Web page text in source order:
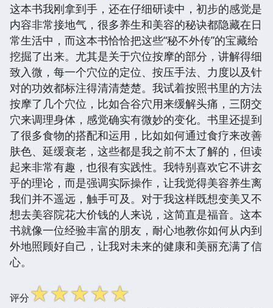
这本书我刚拿到手，还在仔细研读中，初步的感觉是
内容非常接地气，很多养生和美容的秘诀都隐藏在日
常生活中，而这本书恰恰把这些“秘不外传”的宝藏给
挖掘了出来。尤其是关于穴位按摩的部分，讲解得细
致入微，每一个穴位的定位、按压手法、力度以及针
对的功效都标注得清清楚楚。我试着按照书里的方法
按摩了几个穴位，比如合谷穴用来缓解头痛，三阴交
穴来调理身体，感觉确实有微妙的变化。书里还提到
了很多食物的搭配和运用，比如如何通过食疗来改善
肤色、延缓衰老，这些都是我之前不太了解的，但读
起来非常有趣，也很有实践性。我特别喜欢它不讲玄
乎的理论，而是强调实际操作，让我觉得美容养生离
我们并不遥远，触手可及。对于我这样既想变美又不
想去美容院花大价钱的人来说，这简直是福音。这本
书就像一位经验丰富的朋友，耐心地教你如何从内到
外地照顾好自己，让我对未来的健康和美丽充满了信
心。
评分☆☆☆☆☆